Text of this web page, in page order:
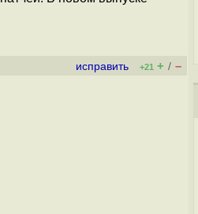
исправить +21 + / –